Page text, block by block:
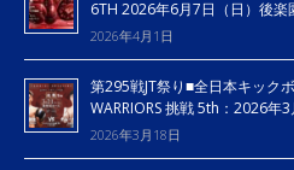
6TH 2026年6月7日（日）後楽
2026年4月1日
第295戦JT祭り■全日本キック
WARRIORS 挑戦 5th：2026
2026年3月18日